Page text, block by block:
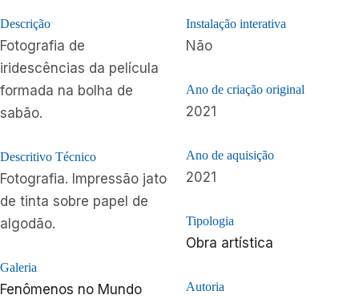
Descrição
Fotografia de
iridescências da película
formada na bolha de
sabão.
Descritivo Técnico
Fotografia. Impressão jato
de tinta sobre papel de
algodão.
Galeria
Fenômenos no Mundo
Instalação interativa
Não
Ano de criação original
2021
Ano de aquisição
2021
Tipologia
Obra artística
Autoria